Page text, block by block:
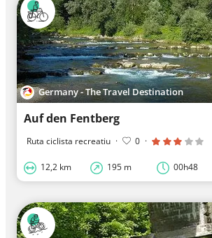
Germany - The Travel Destination
Auf den Fentberg
Ruta ciclista recreatiu · 0 ·
12,2 km 195 m 00h48